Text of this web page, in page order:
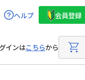
ヘルプ 会員登録
インはこちらから